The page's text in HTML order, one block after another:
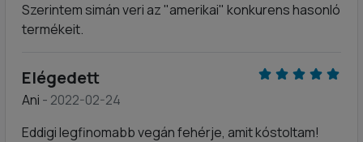
Szerintem simán veri az "amerikai" konkurens hasonló
termékeit.
Elégedett
Ani - 2022-02-24
Eddigi legfinomabb vegán fehérje, amit kóstoltam!